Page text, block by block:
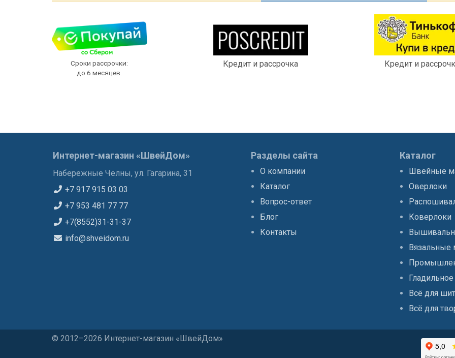
Сроки рассрочки:
до 6 месяцев.
Кредит и рассрочка Кредит и
Интернет-магазин «ШвейДом»
Набережные Челны, ул. Гагарина, 31
+7 917 915 03 03
+7 953 481 77 77
+7(8552)31-31-37
info@shveidom.ru
Разделы сайта
О компании
Каталог
Вопрос-ответ
Блог
Контакты
Каталог
Швейные
Оверлоки
Коверлоки
Всё для
Всё для
© 2012–2026 Интернет-магазин «ШвейДом»